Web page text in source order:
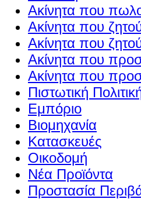
Ακίνητα που
Ακίνητα που
Ακίνητα που
Ακίνητα που
Ακίνητα που
Πιστωτική
Εμπόριο
Βιομηχανία
Κατασκευές
Οικοδομή
Νέα Προϊόντα
Προστασία